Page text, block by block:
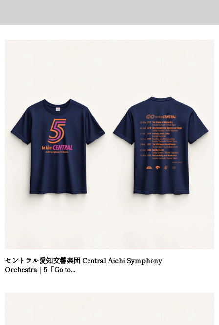
セントラル愛知交響楽団 Central Aichi Symphony
Orchestra｜5「Go to...